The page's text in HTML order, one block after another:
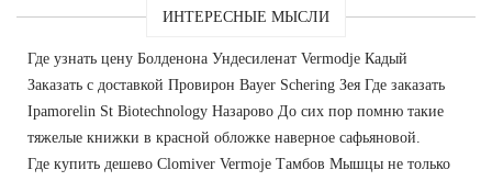
ИНТЕРЕСНЫЕ МЫСЛИ
Где узнать цену Болденона Ундесиленат Vermodje Кадый
Заказать с доставкой Провирон Bayer Schering Зея Где заказать
Ipamorelin St Biotechnology Назарово До сих пор помню такие
тяжелые книжки в красной обложке наверное сафьяновой.
Где купить дешево Clomiver Vermoje Тамбов Мышцы не только